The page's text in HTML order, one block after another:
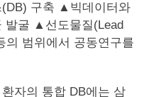
(DB) 구축 ▲빅데이터와
발굴 ▲선도물질(Lead
범위에서 공동연구를
자의 통합 DB에는 삼